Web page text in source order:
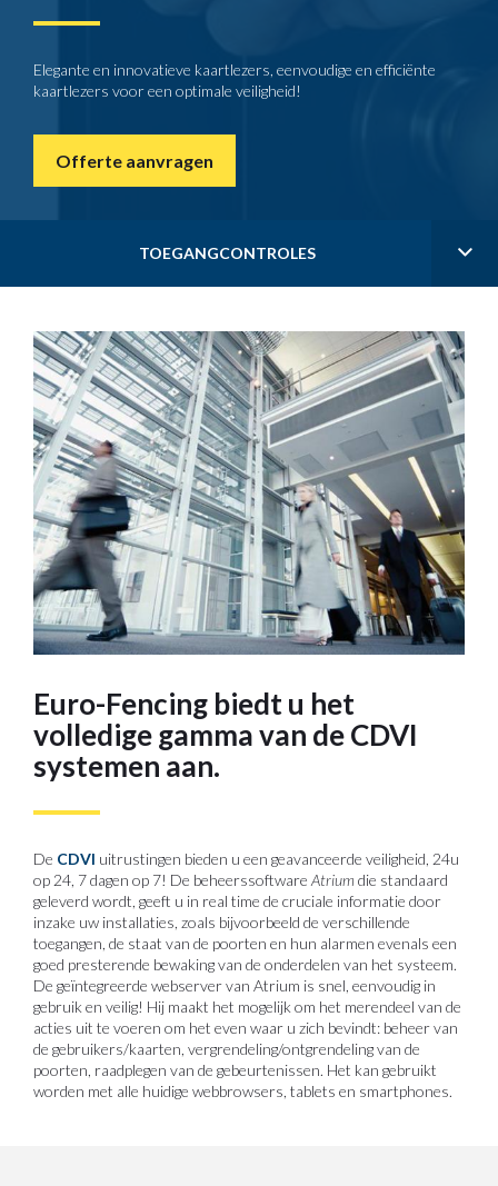
Elegante en innovatieve kaartlezers, eenvoudige en efficiënte
kaartlezers voor een optimale veiligheid!
Offerte aanvragen
TOEGANGCONTROLES
Euro-Fencing biedt u het
volledige gamma van de CDVI
systemen aan.
De CDVI uitrustingen bieden u een geavanceerde veiligheid, 24u
op 24, 7 dagen op 7! De beheerssoftware Atrium die standaard
geleverd wordt, geeft u in real time de cruciale informatie door
inzake uw installaties, zoals bijvoorbeeld de verschillende
toegangen, de staat van de poorten en hun alarmen evenals een
goed presterende bewaking van de onderdelen van het systeem.
De geïntegreerde webserver van Atrium is snel, eenvoudig in
gebruik en veilig! Hij maakt het mogelijk om het merendeel van de
acties uit te voeren om het even waar u zich bevindt: beheer van
de gebruikers/kaarten, vergrendeling/ontgrendeling van de
poorten, raadplegen van de gebeurtenissen. Het kan gebruikt
worden met alle huidige webbrowsers, tablets en smartphones.